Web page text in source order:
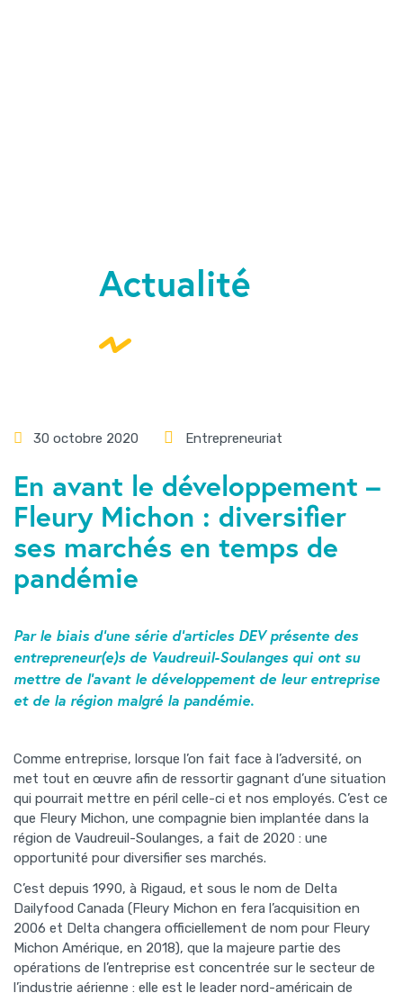
Actualité
30 octobre 2020 Entrepreneuriat
En avant le développement –
Fleury Michon : diversifier
ses marchés en temps de
pandémie
Par le biais d’une série d’articles DEV présente des
entrepreneur(e)s de Vaudreuil-Soulanges qui ont su
mettre de l’avant le développement de leur entreprise
et de la région malgré la pandémie.
Comme entreprise, lorsque l’on fait face à l’adversité, on
met tout en œuvre afin de ressortir gagnant d’une situation
qui pourrait mettre en péril celle-ci et nos employés. C’est ce
que Fleury Michon, une compagnie bien implantée dans la
région de Vaudreuil-Soulanges, a fait de 2020 : une
opportunité pour diversifier ses marchés.
C’est depuis 1990, à Rigaud, et sous le nom de Delta
Dailyfood Canada (Fleury Michon en fera l’acquisition en
2006 et Delta changera officiellement de nom pour Fleury
Michon Amérique, en 2018), que la majeure partie des
opérations de l’entreprise est concentrée sur le secteur de
l’industrie aérienne : elle est le leader nord-américain de